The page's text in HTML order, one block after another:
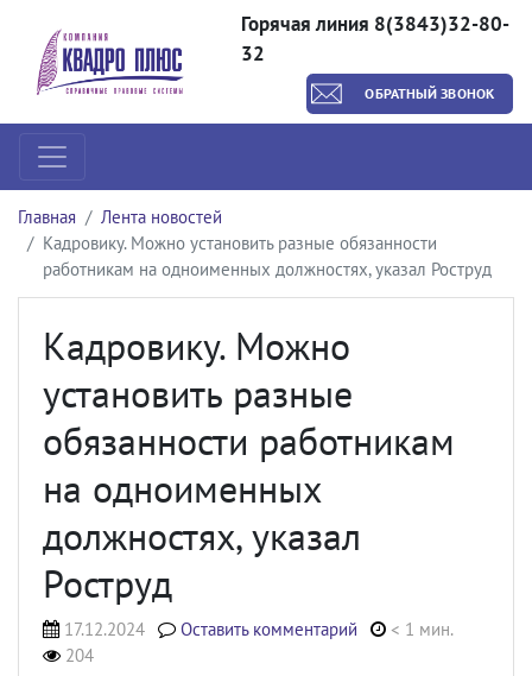
Горячая линия 8(3843)32-80-
32
ОБРАТНЫЙ ЗВОНОК
Главная
Лента новостей
Кадровику. Можно установить разные обязанности
работникам на одноименных должностях, указал Роструд
Кадровику. Можно
установить разные
обязанности работникам
на одноименных
должностях, указал
Роструд
17.12.2024 Оставить комментарий
< 1 мин.
204